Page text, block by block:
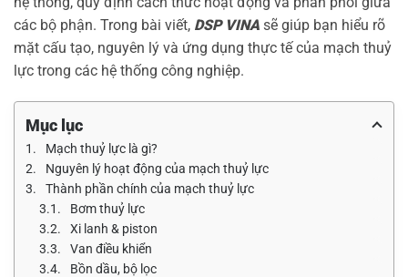
các bộ phận. Trong bài viết, DSP VINA sẽ giúp bạn hiểu rõ
mặt cấu tạo, nguyên lý và ứng dụng thực tế của mạch thuỷ
lực trong các hệ thống công nghiệp.
Mục lục
Mạch thuỷ lực là gì?
Nguyên lý hoạt động của mạch thuỷ lực
Thành phần chính của mạch thuỷ lực
Bơm thuỷ lực
Xi lanh & piston
Van điều khiển
Bồn dầu, bộ lọc